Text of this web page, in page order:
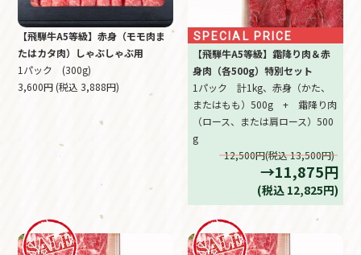
【飛騨牛A5等級】赤身（モモ肉ま
たはカタ肉）しゃぶしゃぶ用
1パック (300g)
3,600円 (税込 3,888円)
SPECIAL PRICE
【飛騨牛A5等級】霜降り肉＆赤
身肉（各500g）特別セット
1パック 計1kg、赤身（かた、
またはもも）500g + 霜降り肉
（ロース、または肩ロース）500
g
12,500円(税込 13,500円)
→11,875円
(税込 12,825円)